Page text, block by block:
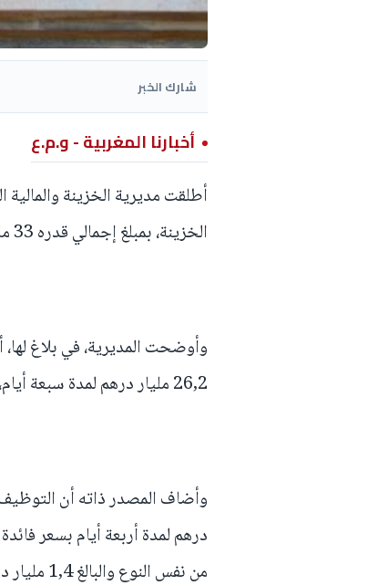
شارك الخبر
أخبارنا المغربية - و.م.ع
أطلقت مديرية الخزينة
الخزينة، بمبلغ إجمالي قدره 33 مليار درهم.
وأوضحت المديرية، في بلاغ
26,2 مليار درهم لمدة سبعة أيام، بسعر فائدة متوسط نسبته 2,24 في المائة.
من نفس النوع والبالغ 1,4 مليار درهم، تم لمدة يوم واحد بسعر فائدة نسبته 1,93 في المائة.